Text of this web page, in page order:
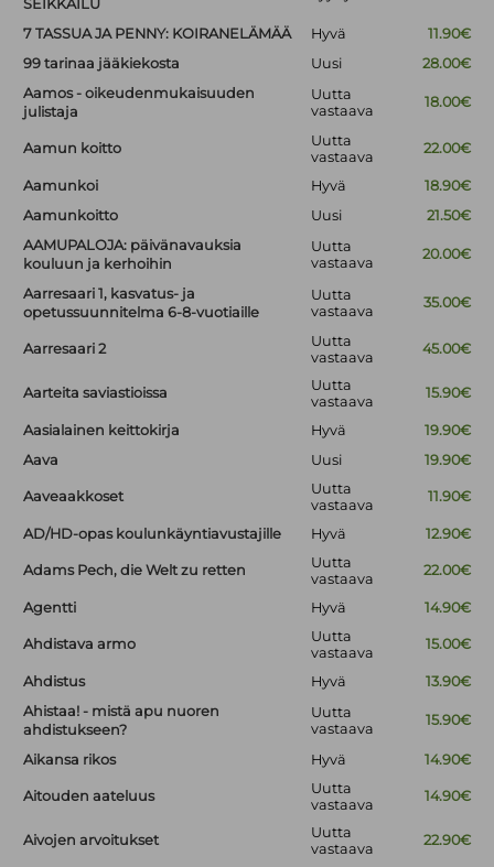
SEIKKAILU
7 TASSUA JA PENNY: KOIRANELÄMÄÄ Hyvä
11.90€
99 tarinaa jääkiekosta
Uusi
28.00€
Aamos - oikeudenmukaisuuden
julistaja
Uutta
vastaava
18.00€
Aamun koitto
Uutta
vastaava
22.00€
Aamunkoi Hyvä
18.90€
Aamunkoitto
Uusi
21.50€
AAMUPALOJA: päivänavauksia
kouluun ja kerhoihin
Uutta
vastaava
20.00€
Aarresaari 1, kasvatus- ja
opetussuunnitelma 6-8-vuotiaille
Uutta
vastaava
35.00€
Aarresaari 2
Uutta
vastaava
45.00€
Aarteita saviastioissa
Uutta
vastaava
15.90€
Aasialainen keittokirja Hyvä
19.90€
Aava
Uusi 19.90€
Aaveaakkoset
Uutta
vastaava
11.90€
AD/HD-opas koulunkäyntiavustajille Hyvä 12.90€
Adams Pech, die Welt zu retten
Uutta
vastaava
22.00€
Agentti Hyvä 14.90€
Ahdistava armo
Uutta
vastaava
15.00€
Ahdistus Hyvä
13.90€
Ahistaa! - mistä apu nuoren
ahdistukseen?
Uutta
vastaava
15.90€
Aikansa rikos Hyvä 14.90€
Aitouden aateluus
Uutta
vastaava
14.90€
Aivojen arvoitukset
Uutta
vastaava
22.90€